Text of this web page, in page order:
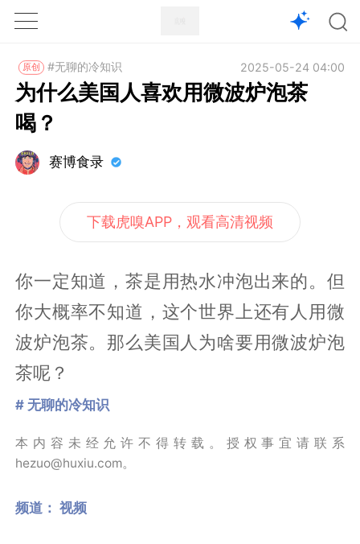
1X
原创 #无聊的冷知识 2025-05-24 04:00
为什么美国人喜欢用微波炉泡茶
喝？
赛博食录
下载虎嗅APP，观看高清视频
你一定知道，茶是用热水冲泡出来的。但
你大概率不知道，这个世界上还有人用微
波炉泡茶。那么美国人为啥要用微波炉泡
茶呢？
# 无聊的冷知识
本内容未经允许不得转载。授权事宜请联系
hezuo@huxiu.com。
频道： 视频